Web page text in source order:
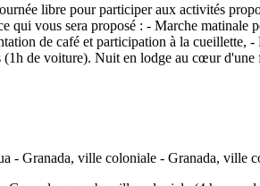
libre pour participer aux activités
qui vous sera proposé : - Marche
de café et participation à la cueillette,
(1h de voiture). Nuit en lodge au cœur